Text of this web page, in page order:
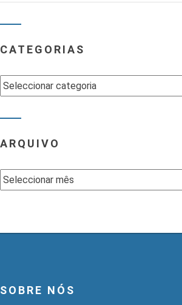
CATEGORIAS
Categorias
ARQUIVO
Arquivo
SOBRE NÓS